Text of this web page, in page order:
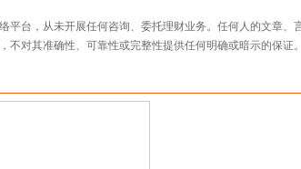
平台，从未开展任何咨询、委托理财业务。任何人的文章、
不对其准确性、可靠性或完整性提供任何明确或暗示的保证